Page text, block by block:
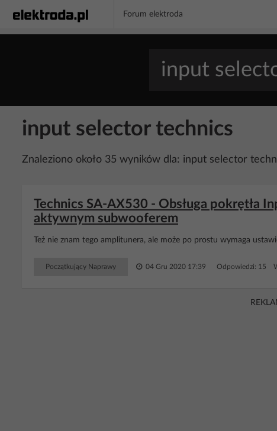
Forum elektroda
input selector technics
Znaleziono około 35 wyników dla: input selector
Technics SA-AX530 - Obsługa pokrętła
aktywnym subwooferem
Też nie znam tego amplitunera, ale może po prostu wymaga
Początkujący Naprawy 04 Gru 2020 17:39 Odpowiedzi: 15